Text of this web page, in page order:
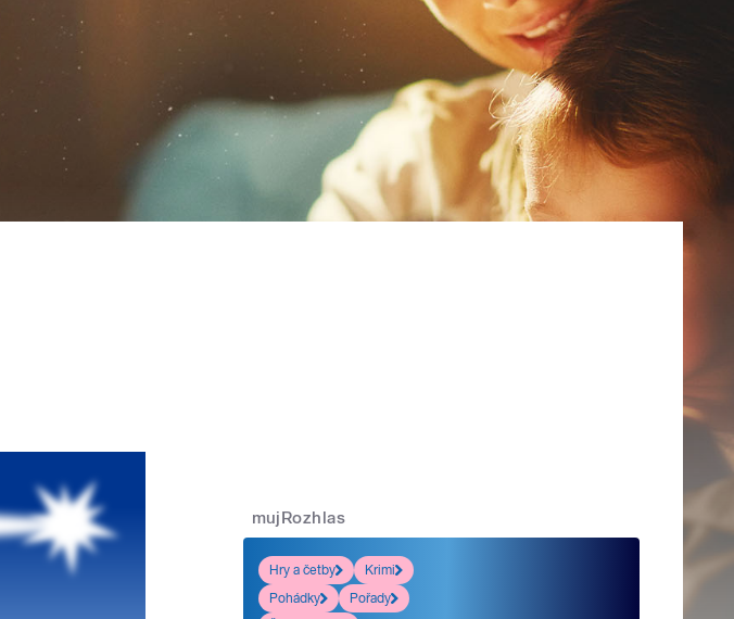
mujRozhlas
Hry a četby
Krimi
Pohádky
Pořady